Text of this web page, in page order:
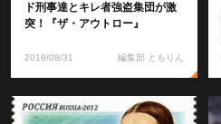
ド刑事達とキレ者強盗集団が激
突！『ザ・アウトロー』
2018/08/31 編集部 ともりん